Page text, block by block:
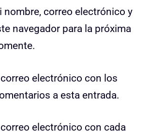
nombre, correo electrónico y
navegador para la próxima
electrónico con los
a esta entrada.
electrónico con cada